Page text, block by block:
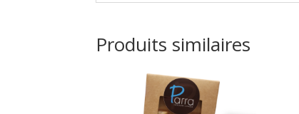
Produits similaires